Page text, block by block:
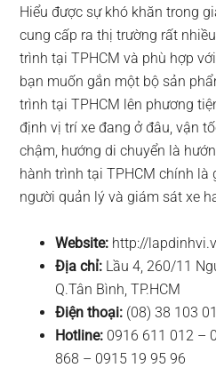
Hiểu được sự khó khăn trong
cung cấp ra thị trường rất
trình tại TPHCM và phù hợp
bạn muốn gắn một bộ sản
trình tại TPHCM lên phương
định vị trí xe đang ở đâu, vận
chậm, hướng di chuyển là
hành trình tại TPHCM chính là
người quản lý và giám sát xe
Website: http://
Địa chỉ: Lầu 4, 260/11
Q.Tân Bình, TP.HCM
Điện thoại: (08) 38 103
Hotline: 0916 611 012 –
868 – 0915 19 95 96